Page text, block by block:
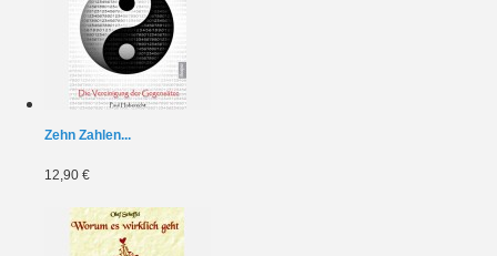
Zehn Zahlen...
12,90 €